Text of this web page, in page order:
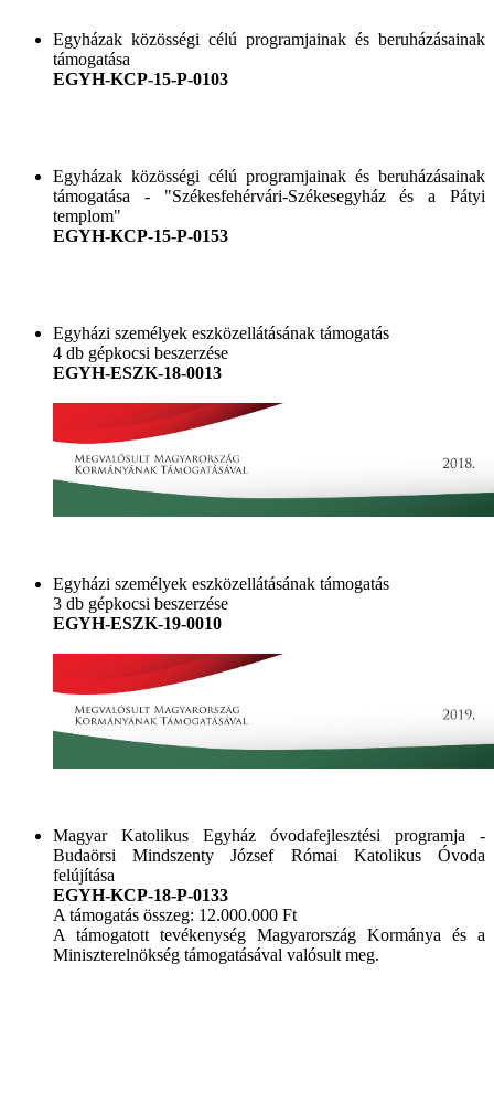
Egyházak közösségi célú programjainak és beruházásainak
támogatása
EGYH-KCP-15-P-0103
Egyházak közösségi célú programjainak és beruházásainak
támogatása - "Székesfehérvári-Székesegyház és a Pátyi
templom"
EGYH-KCP-15-P-0153
Egyházi személyek eszközellátásának támogatás
4 db gépkocsi beszerzése
EGYH-ESZK-18-0013
Egyházi személyek eszközellátásának támogatás
3 db gépkocsi beszerzése
EGYH-ESZK-19-0010
Magyar Katolikus Egyház óvodafejlesztési programja -
Budaörsi Mindszenty József Római Katolikus Óvoda
felújítása
EGYH-KCP-18-P-0133
A támogatás összeg: 12.000.000 Ft
A támogatott tevékenység Magyarország Kormánya és a
Miniszterelnökség támogatásával valósult meg.